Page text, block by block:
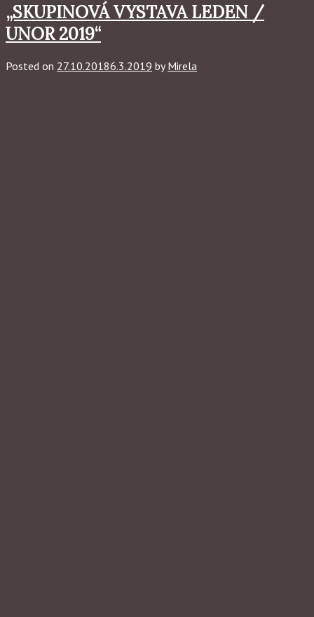
„SKUPINOVÁ VYSTAVA LEDEN /
UNOR 2019“
Posted on 27.10.20186.3.2019 byMirela